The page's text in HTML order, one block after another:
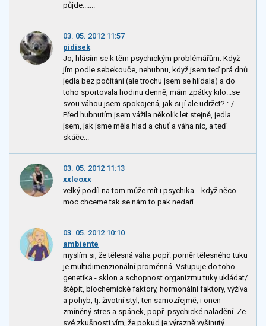
půjde.......
03. 05. 2012 11:57
pidisek
Jo, hlásím se k těm psychickým problémářům. Když
jím podle sebekouče, nehubnu, když jsem teď prá dnů
jedla bez počítání (ale trochu jsem se hlídala) a do
toho sportovala hodinu denně, mám zpátky kilo...se
svou váhou jsem spokojená, jak si jí ale udržet? :-/
Před hubnutím jsem vážila několik let stejně, jedla
jsem, jak jsme měla hlad a chuť a váha nic, a teď
skáče...
03. 05. 2012 11:13
xxleoxx
velký podíl na tom může mít i psychika... když něco
moc chceme tak se nám to pak nedaří...
03. 05. 2012 10:10
ambiente
myslím si, že tělesná váha popř. poměr tělesného tuku
je multidimenzionální proměnná. Vstupuje do toho
genetika - sklon a schopnost organizmu tuky ukládat/
štěpit, biochemické faktory, hormonální faktory, výživa
a pohyb, tj. životní styl, ten samozřejmě, i onen
zmíněný stres a spánek, popř. psychické naladění. Ze
své zkušnosti vím, že pokud je výrazně vyšinutý